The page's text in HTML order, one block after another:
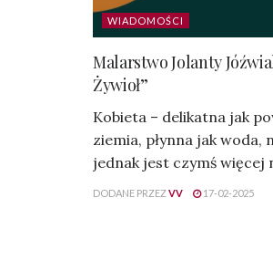
WIADOMOŚCI
Malarstwo Jolanty
Żywioł”
Kobieta – delikatna jak
ziemia, płynna jak woda,
jednak jest czymś więcej
DODANE PRZEZVV 17-02-2025